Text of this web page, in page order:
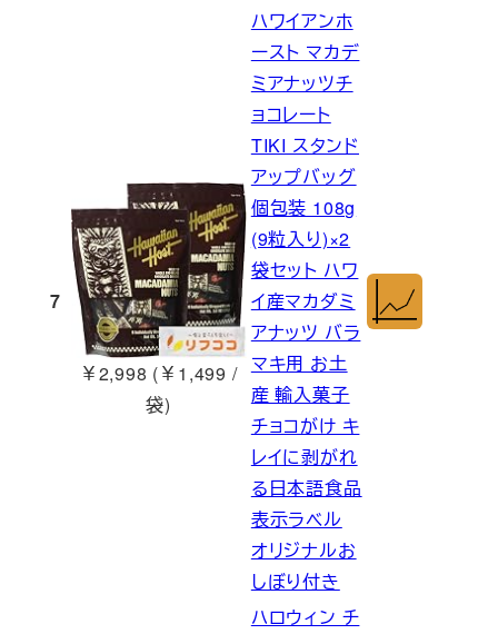
7
￥2,998 (￥1,499 /
袋)
ハワイアンホ
ースト マカデ
ミアナッツチ
ョコレート
TIKI スタンド
アップバッグ
個包装 108g
(9粒入り)×2
袋セット ハワ
イ産マカダミ
アナッツ バラ
マキ用 お土
産 輸入菓子
チョコがけ キ
レイに剥がれ
る日本語食品
表示ラベル
オリジナルお
しぼり付き
ハロウィン チ